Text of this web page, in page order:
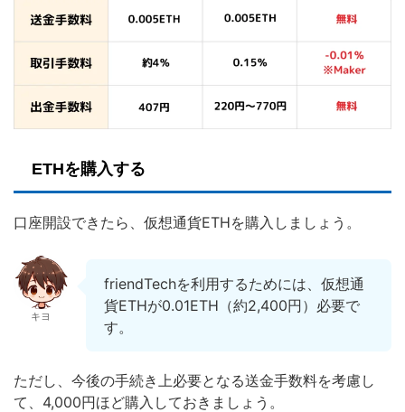
ETHを購入する
口座開設できたら、仮想通貨ETHを購入しましょう。
キヨ
friendTechを利用するためには、仮想通
貨ETHが0.01ETH（約2,400円）必要で
す。
ただし、今後の手続き上必要となる送金手数料を考慮し
て、4,000円ほど購入しておきましょう。